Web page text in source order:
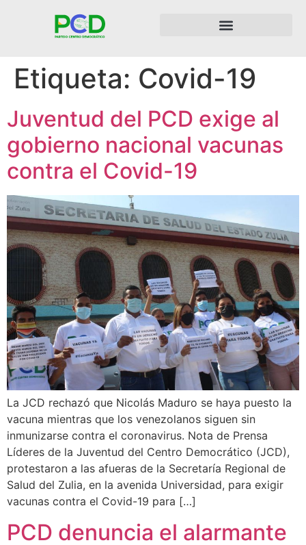
Etiqueta: Covid-19
Juventud del PCD exige al
gobierno nacional vacunas
contra el Covid-19
La JCD rechazó que Nicolás Maduro se haya puesto la
vacuna mientras que los venezolanos siguen sin
inmunizarse contra el coronavirus. Nota de Prensa
Líderes de la Juventud del Centro Democrático (JCD),
protestaron a las afueras de la Secretaría Regional de
Salud del Zulia, en la avenida Universidad, para exigir
vacunas contra el Covid-19 para […]
PCD denuncia el alarmante